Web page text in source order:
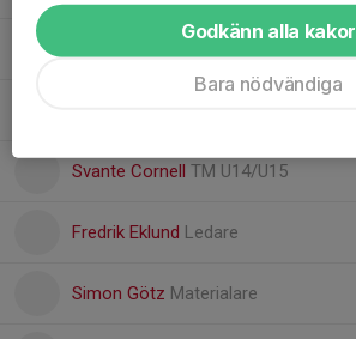
Svante Cornell TM U14/U15
Fredrik Eklund Ledare
Simon Götz Materialare
Godkänn alla kakor
Bara nödvändiga